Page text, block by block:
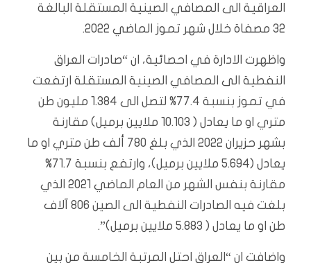
العراقية الى المصافي الصينية المستقلة البالغة
32 مصفاة خلال شهر تموز الماضي 2022.
واظهرت الادارة في احصائية، ان “صادرات العراق
النفطية الى المصافي الصينية المستقلة ارتفعت
في تموز بنسبة 77.4% لتصل الى 1.384 مليون طن
متري او ما يعادل ( 10.103 ملايين برميل) مقارنة
بشهر حزيران 2022 الذي بلغ 780 ألف طن متري او ما
يعادل (5.694 ملايين برميل)، وارتفع بنسبة 71.7%
مقارنة بنفس الشهر من العام الماضي 2021 الذي
بلغت فيه الصادرات النفطية الى الصين 806 آلاف
طن او ما يعادل ( 5.883 ملايين برميل)”.
واضافت ان “العراق احتل المرتبة الخامسة من بين